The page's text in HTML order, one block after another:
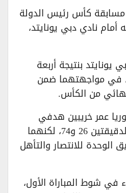
مسابقة كأس رئيس الدولة
أمام نادي دبي يونايتد،
بنتيجة أربعة
في مواجهتهما ضمن
من الكأس.
عمر خريبين هدفي
الفريق العنابي، في الدقيقتين 26 و74، لكنهما
الوحدة للانتصار والتأهل
في شوط المباراة الأول،